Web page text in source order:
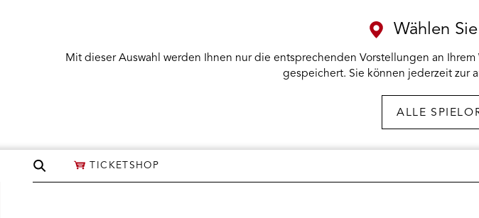
Seite
TICKETSHOP
Wählen
Mit dieser Auswahl werden Ihnen nur die entsprechenden Vorstellungen an
gespeichert. Sie können jederzeit zur